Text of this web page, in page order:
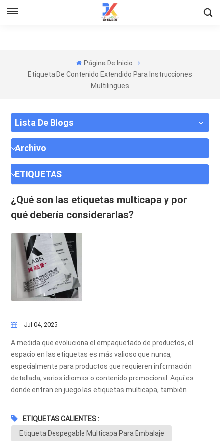
Página De Inicio
Etiqueta De Contenido Extendido Para Instrucciones
Multilingües
Lista De Blogs
Archivo
ETIQUETAS
¿Qué son las etiquetas multicapa y por
qué debería considerarlas?
Jul 04, 2025
A medida que evoluciona el empaquetado de productos, el
espacio en las etiquetas es más valioso que nunca,
especialmente para productos que requieren información
detallada, varios idiomas o contenido promocional. Aquí es
donde entran en juego las etiquetas multicapa, también
contenido extendido. ¿Qué es una etiqueta multicapa? A
etiqueta multicapa Está compuesta por dos o tres capas de
material laminadas, pero diseñadas para ser fácilmente
ETIQUETAS CALIENTES :
Etiqueta Despegable Multicapa Para Embalaje